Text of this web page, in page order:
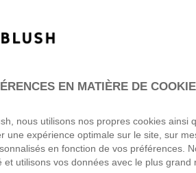
EN MATIÈRE DE
nous utilisons nos propres cookies ainsi
une expérience optimale sur le site, sur
en fonction de vos préférences.
et utilisons vos données avec le plus grand